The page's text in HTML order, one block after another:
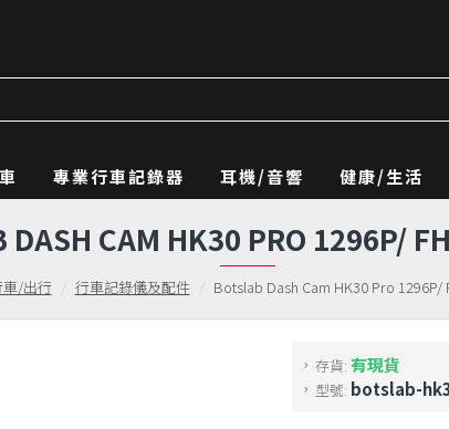
專業行車記錄器 耳機/音響 健康/生活
/出行 行車記錄儀及配件 Botslab Dash Cam HK30 Pro 1296P/
DASH CAM HK30 PRO 1296P/
存貨: 有現貨
型號: botslab-